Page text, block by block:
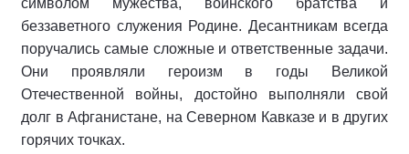
символом мужества, воинского братства и
беззаветного служения Родине. Десантникам всегда
поручались самые сложные и ответственные задачи.
Они проявляли героизм в годы Великой
Отечественной войны, достойно выполняли свой
долг в Афганистане, на Северном Кавказе и в других
горячих точках.